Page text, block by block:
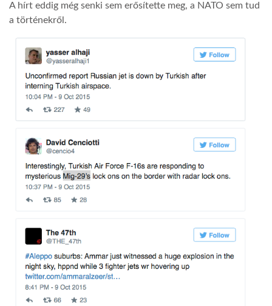
A hírt eddig még senki sem erősítette meg, a NATO sem tud
a történekről.